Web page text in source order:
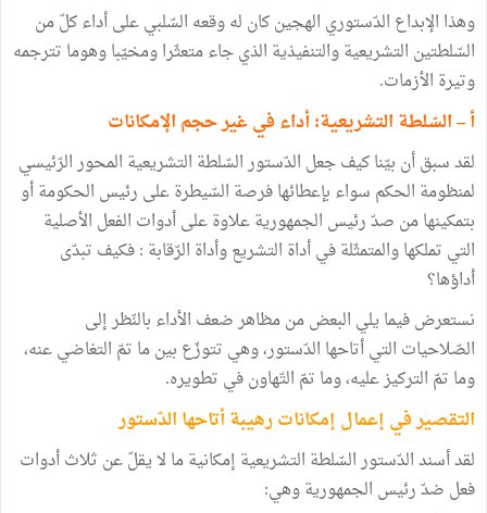
وهذا الإبداع الدّستوري الهجين كان له وقعه السّلبي على أداء كلّ من
السّلطتين التشريعية والتنفيذية الذي جاء متعثّرا ومخيّبا وهوما تترجمه
وتيرة الأزمات.
أ – السّلطة التشريعية: أداء في غير حجم الإمكانات
لقد سبق أن بيّنا كيف جعل الدّستور السّلطة التشريعية المحور الرّئيسي
لمنظومة الحكم سواء بإعطائها فرصة السّيطرة على رئيس الحكومة أو
بتمكينها من صدّ رئيس الجمهورية علاوة على أدوات الفعل الأصلية
التي تملكها والمتمثّلة في أداة التشريع وأداة الرّقابة : فكيف تبدّى
أداؤها؟
نستعرض فيما يلي البعض من مظاهر ضعف الأداء بالنّظر إلى
الصّلاحيات التي أتاحها الدّستور، وهي تتوزّع بين ما تمّ التغاضي عنه،
وما تمّ التركيز عليه، وما تمّ التّهاون في تطويره.
التقصير في إعمال إمكانات رهيبة أتاحها الدّستور
لقد أسند الدّستور السّلطة التشريعية إمكانية ما لا يقلّ عن ثلاث أدوات
فعل ضدّ رئيس الجمهورية وهي: